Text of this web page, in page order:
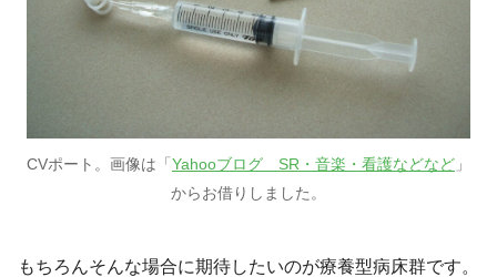
CVポート。画像は「 Yahooブログ SR・音楽・看護などなど 」
からお借りしました。
もちろんそんな場合に期待したいのが療養型病床群です。